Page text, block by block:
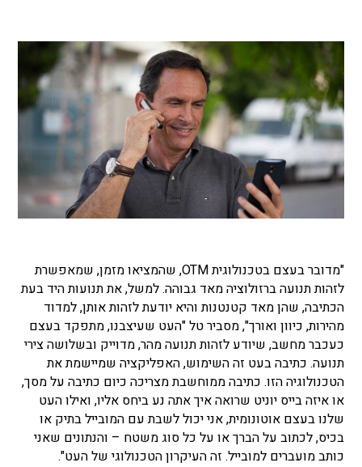
"מדובר בעצם בטכנולוגית OTM, שהמציאו מזמן, שמאפשרת
לזהות תנועה ברזולוציה מאד גבוהה. למשל, את תנועות היד בעת
הכתיבה, שהן מאד קטנטנות והיא יודעת לזהות אותן, למדוד
מהירות, כיוון ואורך", מסביר טל "העט שעיצבנו, מתפקד בעצם
כעכבר מחשב, שיודע לזהות תנועה מהר, מדוייק ובשלושה צירי
תנועה. כתיבה בעט זה השימוש, האפליקציה שמיישמת את
הטכנולוגיה הזו. כתיבה ממוחשבת מצריכה כיום כתיבה על מסך,
או איזה בייס יוניט שרואה איך אתה נע ביחס אליו, ואילו העט
שלנו בעצם אוטונומית, אני יכול לשבת עם המובייל בתיק או
בכיס, לכתוב על הברך או על כל סוג משטח – והנתונים שאני
כותב מועברים למובייל. זה העיקרון הטכנולוגי של העט".